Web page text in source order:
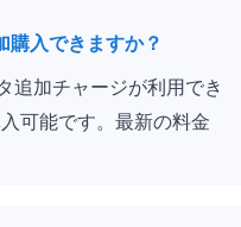
購入できますか？
追加チャージが利用でき
可能です。最新の料金